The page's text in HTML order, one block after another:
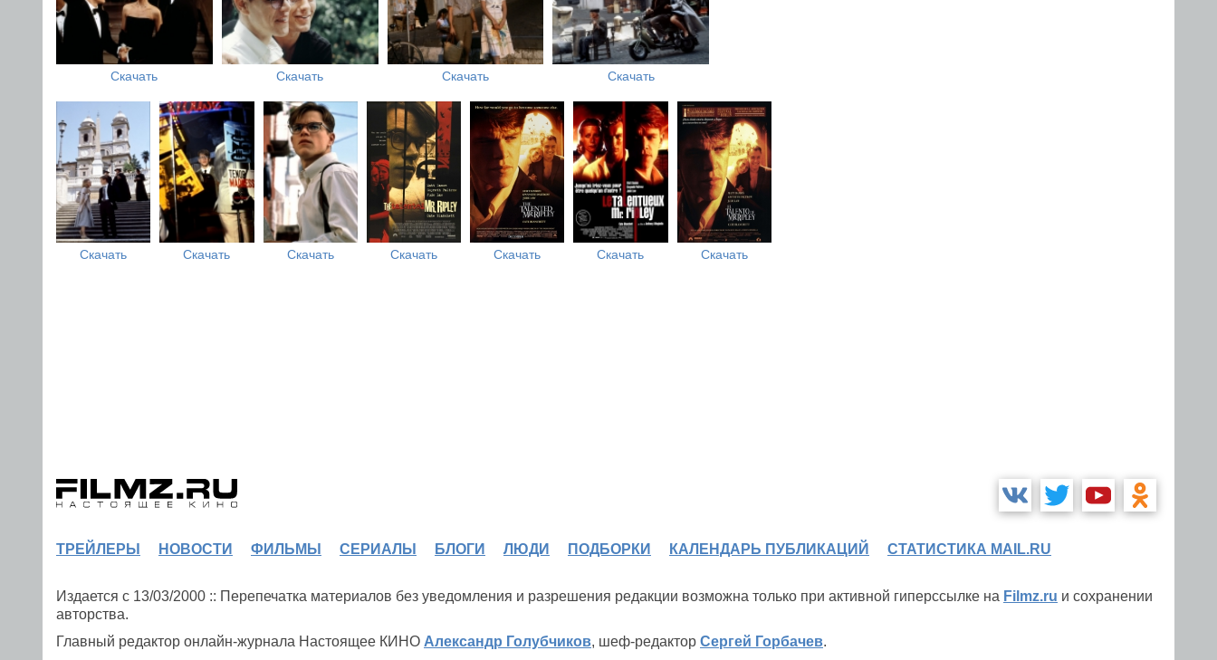
Скачать Скачать Скачать Скачать
Скачать Скачать Скачать Скачать Скачать Скачать Скачать
ТРЕЙЛЕРЫ НОВОСТИ ФИЛЬМЫ СЕРИАЛЫ БЛОГИ ЛЮДИ ПОДБОРКИ КАЛЕНДАРЬ ПУБЛИКАЦИЙ СТАТИСТИКА MAIL.RU
Издается с 13/03/2000 :: Перепечатка материалов без уведомления и разрешения редакции возможна только при активной гиперссылке на Filmz.ru и сохранении
авторства.
Главный редактор онлайн-журнала Настоящее КИНО Александр Голубчиков, шеф-редактор Сергей Горбачев.